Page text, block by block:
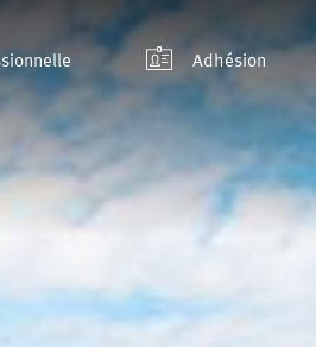
Adhésion